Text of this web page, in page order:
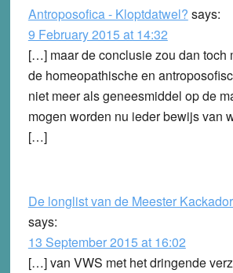
Antroposofica - Kloptdatwel? says:
9 February 2015 at 14:32
[…] maar de conclusie zou dan toch
de homeopathische en
niet meer als geneesmiddel op de
mogen worden nu ieder bewijs van
[…]
De longlist van de Meester
says:
13 September 2015 at 16:02
[…] van VWS met het dringende